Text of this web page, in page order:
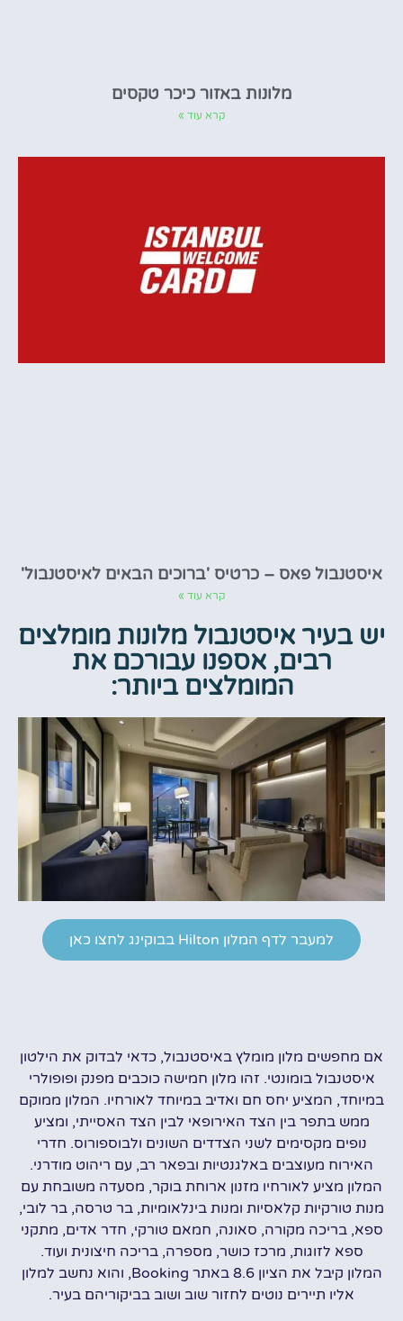
מלונות באזור כיכר טקסים
קרא עוד »
איסטנבול פאס – כרטיס 'ברוכים הבאים לאיסטנבול'
קרא עוד »
יש בעיר איסטנבול מלונות מומלצים
רבים, אספנו עבורכם את
המומלצים ביותר:
אם מחפשים מלון מומלץ באיסטנבול, כדאי לבדוק את הילטון
איסטנבול בומונטי. זהו מלון חמישה כוכבים מפנק ופופולרי
במיוחד, המציע יחס חם ואדיב במיוחד לאורחיו. המלון ממוקם
ממש בתפר בין הצד האירופאי לבין הצד האסייתי, ומציע
נופים מקסימים לשני הצדדים השונים ולבוספורוס. חדרי
האירוח מעוצבים באלגנטיות ובפאר רב, עם ריהוט מודרני.
המלון מציע לאורחיו מזנון ארוחת בוקר, מסעדה משובחת עם
מנות טורקיות קלאסיות ומנות בינלאומיות, בר טרסה, בר לובי,
ספא, בריכה מקורה, סאונה, חמאם טורקי, חדר אדים, מתקני
ספא לזוגות, מרכז כושר, מספרה, בריכה חיצונית ועוד.
המלון קיבל את הציון 8.6 באתר Booking, והוא נחשב למלון
אליו תיירים נוטים לחזור שוב ושוב בביקוריהם בעיר.
למעבר לדף המלון Hilton בבוקינג לחצו כאן